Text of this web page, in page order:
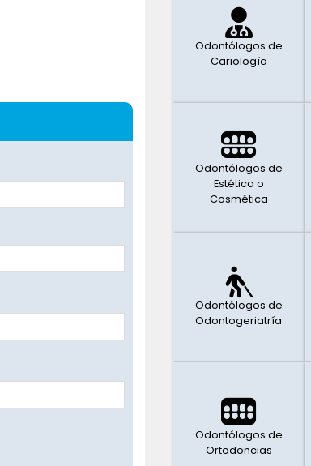
Odontólogos de
Cariología
Odontólogos de
Estética o
Cosmética
Odontólogos de
Odontogeriatría
Odontólogos de
Ortodoncias